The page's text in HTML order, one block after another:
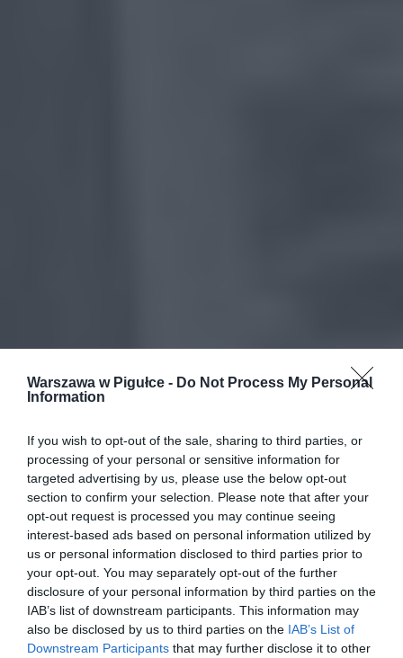
Warszawa w Pigułce - Do Not Process My Personal
Information
If you wish to opt-out of the sale, sharing to third parties, or
processing of your personal or sensitive information for
targeted advertising by us, please use the below opt-out
section to confirm your selection. Please note that after your
opt-out request is processed you may continue seeing
interest-based ads based on personal information utilized by
us or personal information disclosed to third parties prior to
your opt-out. You may separately opt-out of the further
disclosure of your personal information by third parties on the
IAB’s list of downstream participants. This information may
also be disclosed by us to third parties on the IAB’s List of
Downstream Participants that may further disclose it to other